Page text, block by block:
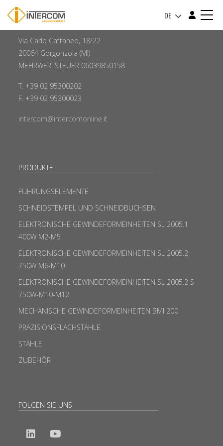
DE
INTERCOM
Via Carlo Cattaneo, 18/22
20064 Gorgonzola (MI)
MEHRWERTSTEUER 06039850158
T. +39 02 95300202
F. +39 02 95300023
intercom@intercomonline.it
PRODUKTE
FÜHRUNGSELEMENTE
SCHNEIDSTEMPEL UND SCHNEIDBUCHSEN
ELEKTRONISCHE GEWINDEFORMEINHEITEN SL 2005.1
400W M2-M5
ELEKTRONISCHE GEWINDEFORMEINHEITEN SL 2005.2
750W M6-M10
ELEKTRONISCHE GEWINDEFORMEINHEITEN SL 2005.2 S
750W-M10-M12
MECHANISCHE GEWINDEFORMEINHEITEN BMI 200
PRÄZISIONSFLACHSTÄHLE
STÄHLE
ZUBEHÖR
FOLGEN SIE UNS